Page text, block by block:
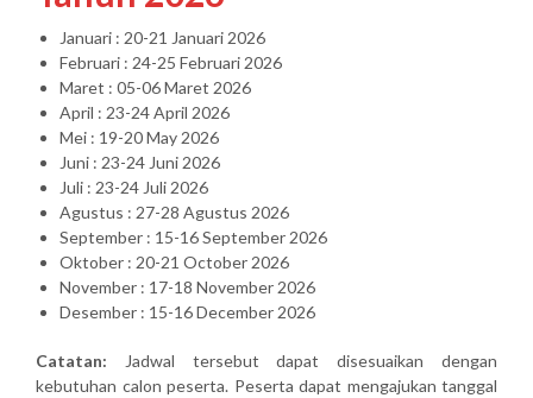
Januari : 20-21 Januari 2026
Februari : 24-25 Februari 2026
Maret : 05-06 Maret 2026
April : 23-24 April 2026
Mei : 19-20 May 2026
Juni : 23-24 Juni 2026
Juli : 23-24 Juli 2026
Agustus : 27-28 Agustus 2026
September : 15-16 September 2026
Oktober : 20-21 October 2026
November : 17-18 November 2026
Desember : 15-16 December 2026
Catatan: Jadwal tersebut dapat disesuaikan dengan
kebutuhan calon peserta. Peserta dapat mengajukan tanggal